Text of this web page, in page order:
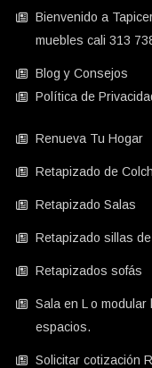
Bienvenido a
muebles cali 313
Blog y Consejos
Política de
Renueva Tu Hogar
Retapizado de
Retapizado Salas
Retapizado sillas
Retapizados sofás
Sala en L o
espacios.
Solicitar cotización